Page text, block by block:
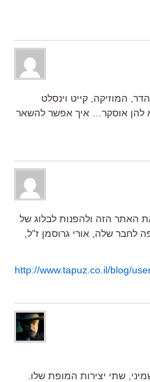
המוזיקה, קייט וינסלט
להן אוסקר… איך אפשר להשאר
האתר הזה ולהפנות לבלוג של
לחבר שלה, אורי גרוסמן ז"ל,
http://www.tapuz.co.il/blog/
שתי יצירות המופת שלו.